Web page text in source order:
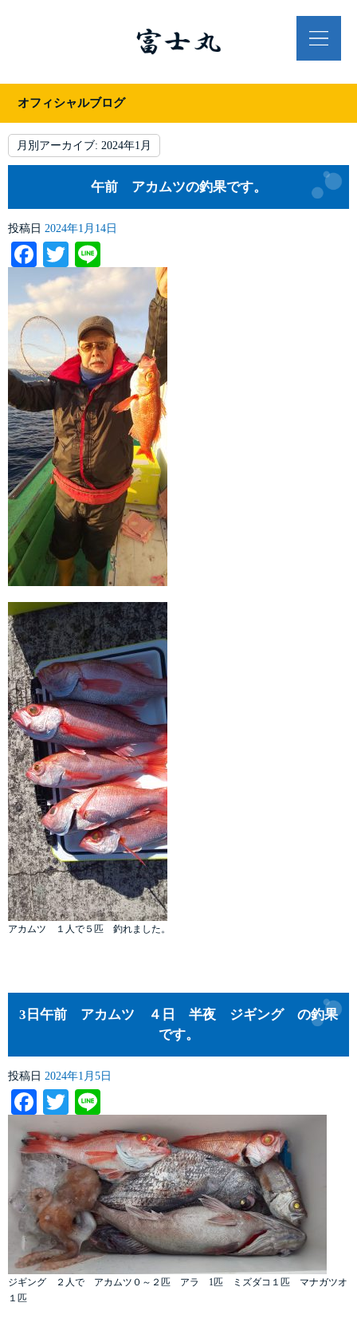
オフィシャルブログ
月別アーカイブ: 2024年1月
午前 アカムツの釣果です。
投稿日 2024年1月14日
Facebook
Twitter
アカムツ １人で５匹 釣れました。
3日午前 アカムツ ４日 半夜 ジギング の釣果
です。
投稿日 2024年1月5日
Facebook
Twitter
ジギング ２人で アカムツ０～２匹 アラ 1匹 ミズダコ１匹 マナガツオ
１匹